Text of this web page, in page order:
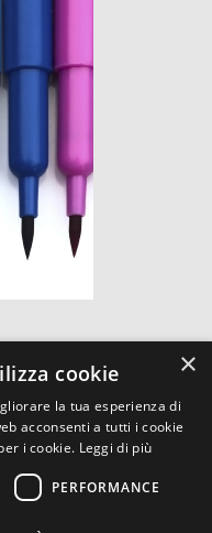
×
cookie
la tua esperienza di
acconsenti a tutti i cookie
i cookie. Leggi di più
PERFORMANCE